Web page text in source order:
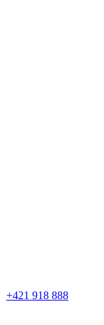
+421 918 888